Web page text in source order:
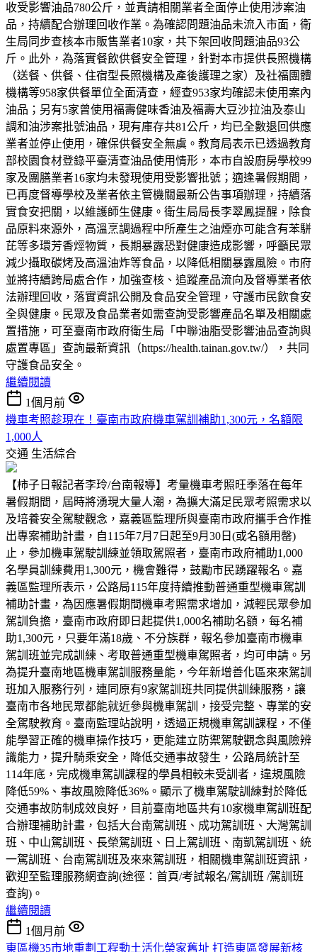
收受影響油品780公斤，並責請相關業者全面停止使用涉案油
品，持續配合辦理回收作業。為確認問題油品未流入市面，衛
生局同步查核本市販售業者10家，共下架回收問題油品93公
斤。此外，為落實餐飲供餐安全管理，針對本市提供長照機構
（送餐、供餐、住宿型長照機構及產後護理之家）及社福團體
機構等958家供餐單位全面清查，經查953家均確認未使用案內
油品；另有5家曾使用福壽健味香油及福壽大豆沙拉油及泰山
調和油涉案批號油品，現有庫存共81公斤，均已全數退回供應
業者並停止使用，確保供餐安全無虞。教育局表示已透過教育
部校園食材登錄平臺清查油品使用情形，本市自設廚房學校99
家及團膳業者16家均未發現使用受影響批號；適逢暑假期間，
已再度督導學校及業者依主管機關最新公告事項辦理，持續落
實食安把關，以維護師生健康。衛生局局長李翠鳳提醒，除食
品原料來源外，高溫烹調過程中所產生之油煙亦可能含有苯駢
芘等多環芳香烴物質，長期暴露恐對健康造成影響，呼籲民眾
減少攝取碳烤及高溫油炸等食品，以降低相關暴露風險。市府
並將持續跨局處合作，加強查核、追蹤產品流向及督導業者依
法辦理回收，落實資訊公開及食品安全管理，守護市民飲食安
全與健康。民眾及食品業者如需查詢受影響產品名單及相關處
置措施，可至臺南市政府衛生局「中聯油脂受影響油品查詢與
處置專區」查詢最新資訊（https://health.tainan.gov.tw/），共同
守護食品安全。
繼續閱讀
1個月前
機車考照趁現在！臺南市政府機車駕訓補助1,300元，名額限
1,000人
交通 生活綜合
【柿子日報記者李玲/台南報導】考量機車考照旺季落在每年
暑假期間，屆時將湧現大量人潮，為擴大滿足民眾考照需求以
及培養安全駕駛觀念，嘉義區監理所與臺南市政府攜手合作推
出專案補助計畫，自115年7月7日起至9月30日(或名額用罄)
止，參加機車駕駛訓練並領取駕照者，臺南市政府補助1,000
名學員訓練費用1,300元，機會難得，鼓勵市民踴躍報名。嘉
義區監理所表示，公路局115年度持續推動普通重型機車駕訓
補助計畫，為因應暑假期間機車考照需求增加，減輕民眾參加
駕訓負擔，臺南市政府即日起提供1,000名補助名額，每名補
助1,300元，只要年滿18歲、不分族群，報名參加臺南市機車
駕訓班並完成訓練、考取普通重型機車駕照者，均可申請。另
為提升臺南地區機車駕訓服務量能，今年新增善化區來來駕訓
班加入服務行列，連同原有9家駕訓班共同提供訓練服務，讓
臺南市各地民眾都能就近參與機車駕訓，接受完整、專業的安
全駕駛教育。臺南監理站說明，透過正規機車駕訓課程，不僅
能學習正確的機車操作技巧，更能建立防禦駕駛觀念與風險辨
識能力，提升騎乘安全，降低交通事故發生，公路局統計至
114年底，完成機車駕訓課程的學員相較未受訓者，違規風險
降低59%、事故風險降低36%。顯示了機車駕駛訓練對於降低
交通事故防制成效良好，目前臺南地區共有10家機車駕訓班配
合辦理補助計畫，包括大台南駕訓班、成功駕訓班、大灣駕訓
班、中山駕訓班、長榮駕訓班、日上駕訓班、南凱駕訓班、統
一駕訓班、台南駕訓班及來來駕訓班，相關機車駕訓班資訊，
歡迎至監理服務網查詢(途徑：首頁/考試報名/駕訓班 /駕訓班
查詢)。
繼續閱讀
1個月前
東區機35市地重劃工程動土活化榮家舊址 打造東區發展新核